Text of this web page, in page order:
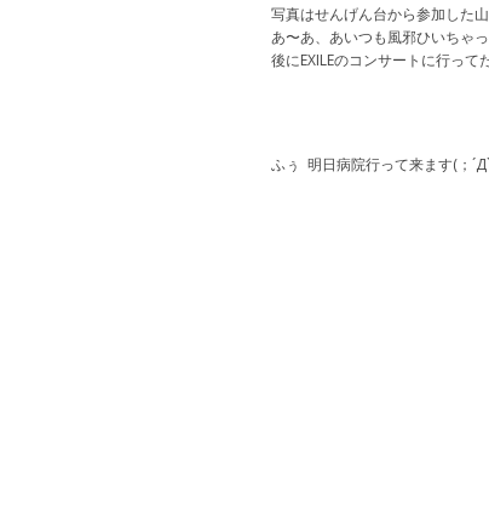
写真はせんげん台から参加した
あ〜あ、あいつも風邪ひいちゃ
後にEXILEのコンサートに行っ
ふぅ 明日病院行って来ます(；